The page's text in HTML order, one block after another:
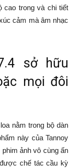
cao trong và chi tiết
cảm mà âm nhạc
sở hữu
mọi đôi
nằm trong bộ dàn
này của Tannoy
ảnh vô cùng ấn
chế tác cầu kỳ